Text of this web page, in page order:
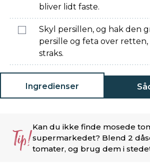
bliver lidt faste.
Skyl persillen, og hak den
persille og feta over retten,
straks.
Ingredienser
Tip!Kan du ikke finde mosede
supermarkedet? Blend 2
tomater, og brug dem i